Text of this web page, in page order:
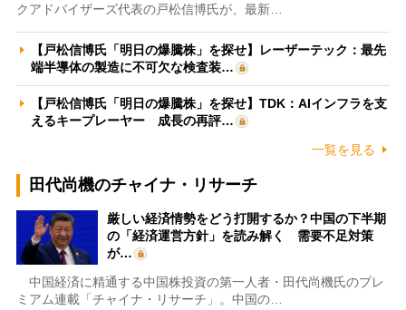
クアドバイザーズ代表の戸松信博氏が、最新…
【戸松信博氏「明日の爆騰株」を探せ】レーザーテック：最先
端半導体の製造に不可欠な検査装…
【戸松信博氏「明日の爆騰株」を探せ】TDK：AIインフラを支
えるキープレーヤー 成長の再評…
一覧を見る
田代尚機のチャイナ・リサーチ
厳しい経済情勢をどう打開するか？中国の下半期
の「経済運営方針」を読み解く 需要不足対策
が…
中国経済に精通する中国株投資の第一人者・田代尚機氏のプレ
ミアム連載「チャイナ・リサーチ」。中国の…